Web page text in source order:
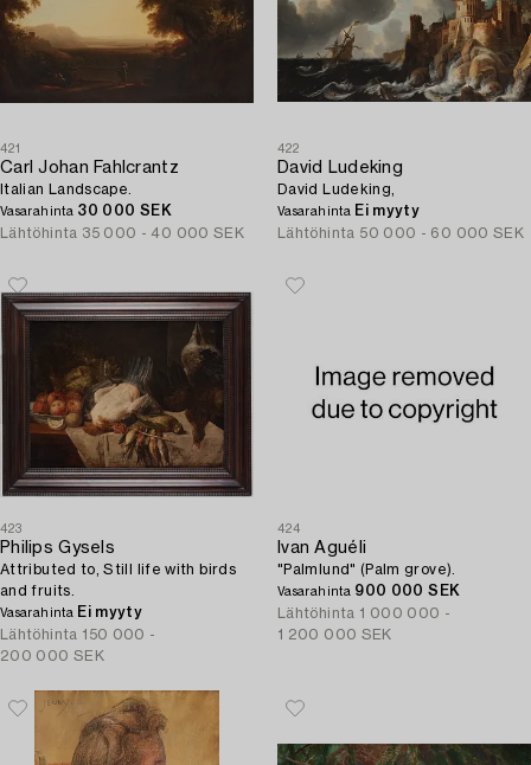
421
Carl Johan Fahlcrantz
Italian Landscape.
Vasarahinta 30 000 SEK
Lähtöhinta 35 000 - 40 000 SEK
422
David Ludeking
David Ludeking,
Vasarahinta Ei myyty
Lähtöhinta 50 000 - 60 000 SEK
423
Philips Gysels
Attributed to, Still life with birds
and fruits.
Vasarahinta Ei myyty
Lähtöhinta 150 000 -
200 000 SEK
424
Ivan Aguéli
"Palmlund" (Palm grove).
Vasarahinta 900 000 SEK
Lähtöhinta 1 000 000 -
1 200 000 SEK